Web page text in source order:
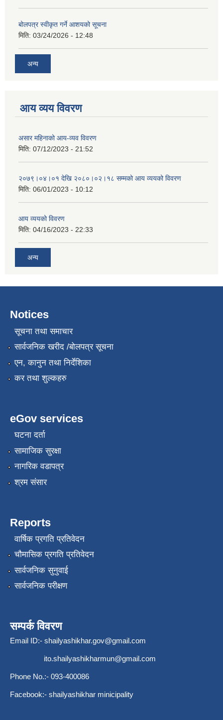
बोलपत्र स्वीकृत गर्ने आशयको सूचना
मिति: 03/24/2026 - 12:48
अन्य
आय व्यय विवरण
असार महिनाको आय-व्यव विवरण
मिति: 07/12/2023 - 21:52
२०७९।०४।०१ देखि २०८०।०२।१८ सम्मको आय व्ययको विवरण
मिति: 06/01/2023 - 10:12
आय व्ययको विवरण
मिति: 04/16/2023 - 22:33
अन्य
Notices
सूचना तथा समाचार
सार्वजनिक खरीद /बोलपत्र सूचना
एन, कानुन तथा निर्देशिका
कर तथा शुल्कहरु
eGov services
घटना दर्ता
सामाजिक सुरक्षा
नागरिक वडापत्र
श्रम संसार
Reports
वार्षिक प्रगति प्रतिवेदन
चौमासिक प्रगति प्रतिवेदन
सार्वजनिक सुनुवाई
सार्वजनिक परीक्षण
सम्पर्क विवरण
Email ID:- shailyashikhar.gov@gmail.com
ito.shailyashikharmun@gmail.com
Phone No.:- 093-400086
Facebook:- shailyashikhar minicipality